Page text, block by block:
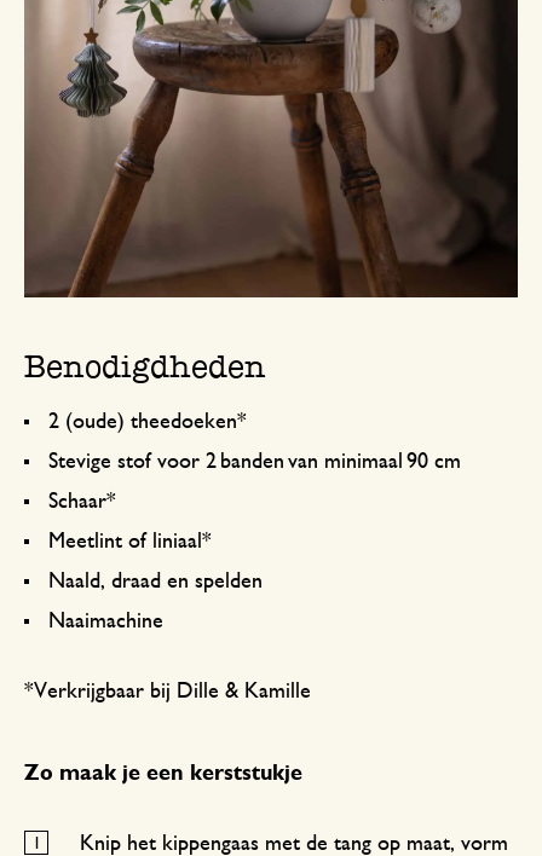
Benodigdheden
2 (oude) theedoeken*
Stevige stof voor 2 banden van minimaal 90 cm
Schaar*
Meetlint of liniaal*
Naald, draad en spelden
Naaimachine
*Verkrijgbaar bij Dille & Kamille
Zo maak je een kerststukje
Knip het kippengaas met de tang op maat, vorm